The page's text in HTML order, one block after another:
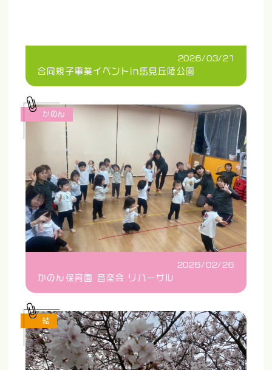
2026/03/21
合同親子事業イベントin馬見丘陵公園
2026/02/26
かのん保育園 音楽会 リハーサル
かのん
結